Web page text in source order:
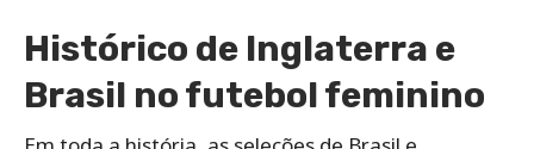
Histórico de Inglaterra e
Brasil no futebol feminino